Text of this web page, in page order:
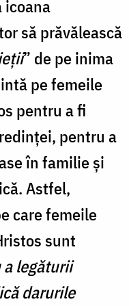
icoana
să prăvălească
” de pe inima
pe femeile
pentru a fi
pentru a
în familie și
Astfel,
care femeile
sunt
legăturii
darurile